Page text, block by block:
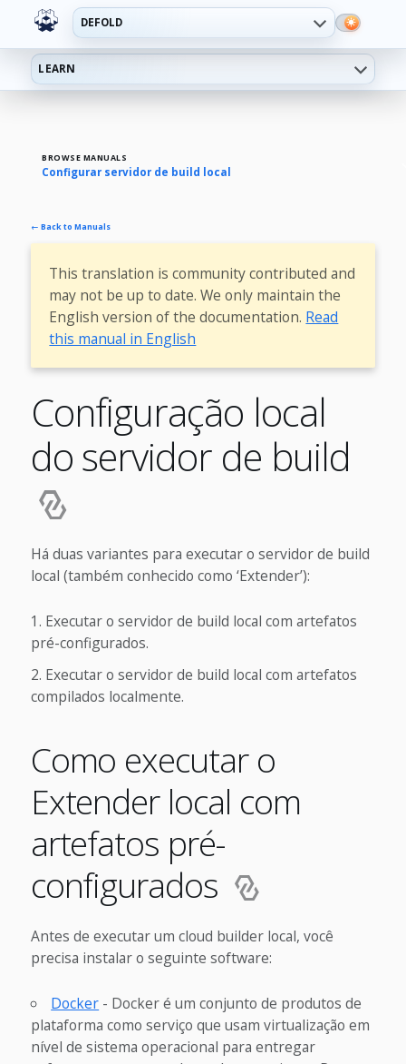
DEFOLD
LEARN
BROWSE MANUALS
Configurar servidor de build local
← Back to Manuals
This translation is community contributed and
may not be up to date. We only maintain the
English version of the documentation. Read
this manual in English
Configuração local
do servidor de build
Há duas variantes para executar o servidor de build
local (também conhecido como ‘Extender’):
Executar o servidor de build local com artefatos
pré-configurados.
Executar o servidor de build local com artefatos
compilados localmente.
Como executar o
Extender local com
artefatos pré-
configurados
Antes de executar um cloud builder local, você
precisa instalar o seguinte software:
Docker - Docker é um conjunto de produtos de
plataforma como serviço que usam virtualização em
nível de sistema operacional para entregar